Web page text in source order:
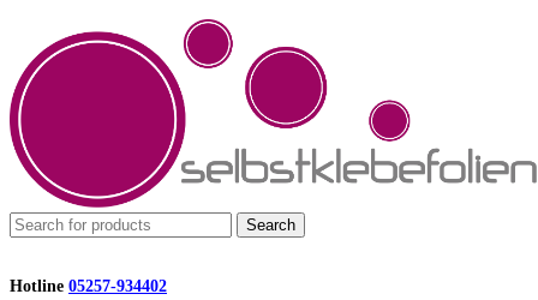
Search
Hotline 05257-934402